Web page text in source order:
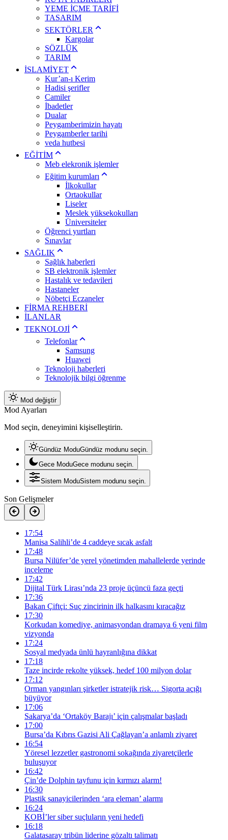
YEME İÇME TARİFİ
TASARIM
SEKTÖRLER
Kargolar
SÖZLÜK
TARIM
İSLAMİYET
Kur’an-ı Kerim
Hadisi şerifler
Camiler
İbadetler
Dualar
Peygamberimizin hayatı
Peygamberler tarihi
veda hutbesi
EĞİTİM
Meb elekronik işlemler
Eğitim kurumları
İlkokullar
Ortaokullar
Liseler
Meslek yüksekokulları
Üniversiteler
Öğrenci yurtları
Sınavlar
SAĞLIK
Sağlık haberleri
SB elektronik işlemler
Hastalık ve tedavileri
Hastaneler
Nöbetçi Eczaneler
FİRMA REHBERİ
İLANLAR
TEKNOLOJİ
Telefonlar
Samsung
Huawei
Teknoloji haberleri
Teknolojik bilgi öğrenme
Mod değiştir
Mod Ayarları
Mod seçin, deneyimini kişiselleştirin.
Gündüz ModuGündüz modunu seçin.
Gece ModuGece modunu seçin.
Sistem ModuSistem modunu seçin.
Son Gelişmeler
17:54
Manisa Salihli’de 4 caddeye sıcak asfalt
17:48
Bursa Nilüfer’de yerel yönetimden mahallelerde yerinde
inceleme
17:42
Dijital Türk Lirası’nda 23 proje üçüncü faza geçti
17:36
Bakan Çiftçi: Suç zincirinin ilk halkasını kıracağız
17:30
Korkudan komediye, animasyondan dramaya 6 yeni film
vizyonda
17:24
Sosyal medyada ünlü hayranlığına dikkat
17:18
Taze incirde rekolte yüksek, hedef 100 milyon dolar
17:12
Orman yangınları şirketler istratejik risk… Sigorta açığı
büyüyor
17:06
Sakarya’da ‘Ortaköy Barajı’ için çalışmalar başladı
17:00
Bursa’da Kıbrıs Gazisi Ali Çağlayan’a anlamlı ziyaret
16:54
Yöresel lezzetler gastronomi sokağında ziyaretçilerle
buluşuyor
16:42
Çin’de Dolphin tayfunu için kırmızı alarm!
16:30
Plastik sanayicilerinden ‘ara eleman’ alarmı
16:24
KOBİ’ler siber suçluların yeni hedefi
16:18
Galatasaray tribün liderine gözaltı talimatı